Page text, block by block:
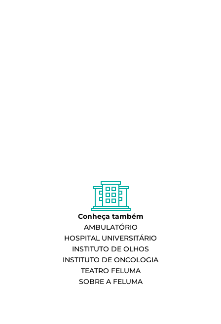
Conheça também
AMBULATÓRIO
HOSPITAL UNIVERSITÁRIO
INSTITUTO DE OLHOS
INSTITUTO DE ONCOLOGIA
TEATRO FELUMA
SOBRE A FELUMA